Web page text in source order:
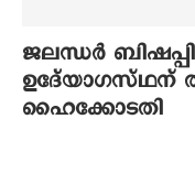
ജലന്ധര്‍
ഉദേ്യാഗസ്ഥന്
ഹൈക്കോടതി